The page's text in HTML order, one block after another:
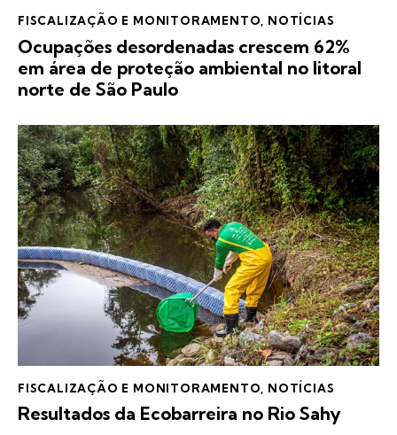
FISCALIZAÇÃO E MONITORAMENTO, NOTÍCIAS
Ocupações desordenadas crescem 62%
em área de proteção ambiental no litoral
norte de São Paulo
FISCALIZAÇÃO E MONITORAMENTO NOTÍCIAS
Resultados da Ecobarreira no Rio Sahy